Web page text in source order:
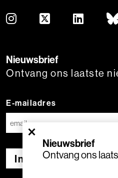
×
Nieuwsbrief
Ontvang ons
Nieuwsbrief
Ontvang ons laatste
E-mailadres
Inschrijven